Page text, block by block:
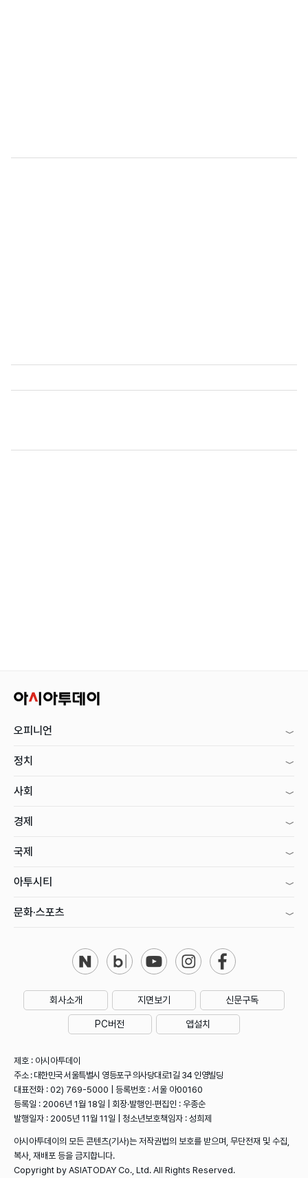
오피니언
정치
사회
경제
국제
아투시티
문화·스포츠
회사소개 지면보기 신문구독
PC버전 앱설치
제호 : 아시아투데이
주소 : 대한민국 서울특별시 영등포구 의사당대로1길 34 인영빌딩
대표전화 : 02) 769-5000 | 등록번호 : 서울 아00160
등록일 : 2006년 1월 18일 | 회장·발행인·편집인 : 우종순
발행일자 : 2005년 11월 11일 | 청소년보호책임자 : 성희제
아시아투데이의 모든 콘텐츠(기사)는 저작권법의 보호를 받으며, 무단전재 및 수집,
복사, 재배포 등을 금지합니다.
Copyright by ASIATODAY Co., Ltd. All Rights Reserved.